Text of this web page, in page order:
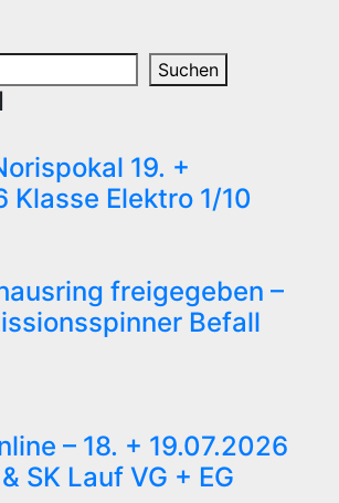
Suchen
19. +
Klasse Elektro 1/10
freigegeben –
Befall
– 18. + 19.07.2026
SK Lauf VG + EG